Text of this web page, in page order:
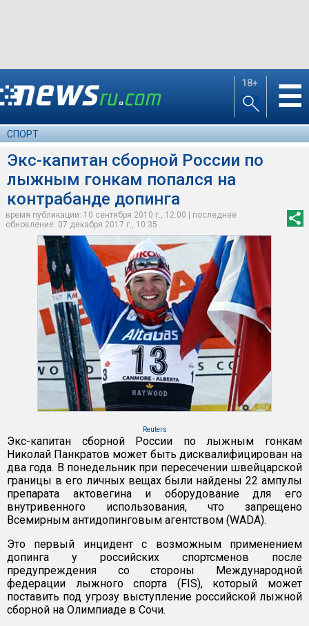
18+ ☰
СПОРТ
Экс-капитан сборной России по
лыжным гонкам попался на
контрабанде допинга
время публикации: 10 сентября 2010 г., 12:00 | последнее
обновление: 07 декабря 2017 г., 10:35
Reuters
Экс-капитан сборной России по лыжным гонкам
Николай Панкратов может быть дисквалифицирован на
два года. В понедельник при пересечении швейцарской
границы в его личных вещах были найдены 22 ампулы
препарата актовегина и оборудование для его
внутривенного использования, что запрещено
Всемирным антидопинговым агентством (WADA).
Это первый инцидент с возможным применением
допинга у российских спортсменов после
предупреждения со стороны Международной
федерации лыжного спорта (FIS), который может
поставить под угрозу выступление российской лыжной
сборной на Олимпиаде в Сочи.